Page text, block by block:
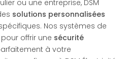
ou une entreprise, DSM
solutions personnalisées
Nos systèmes de
offrir une sécurité
à votre